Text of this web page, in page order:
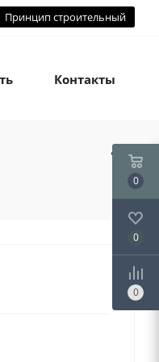
Принцип строительный
Контакты
0
0
0